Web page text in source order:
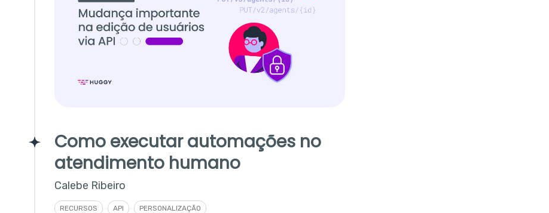
Como executar automações no
atendimento humano
Calebe Ribeiro
RECURSOS API PERSONALIZAÇÃO